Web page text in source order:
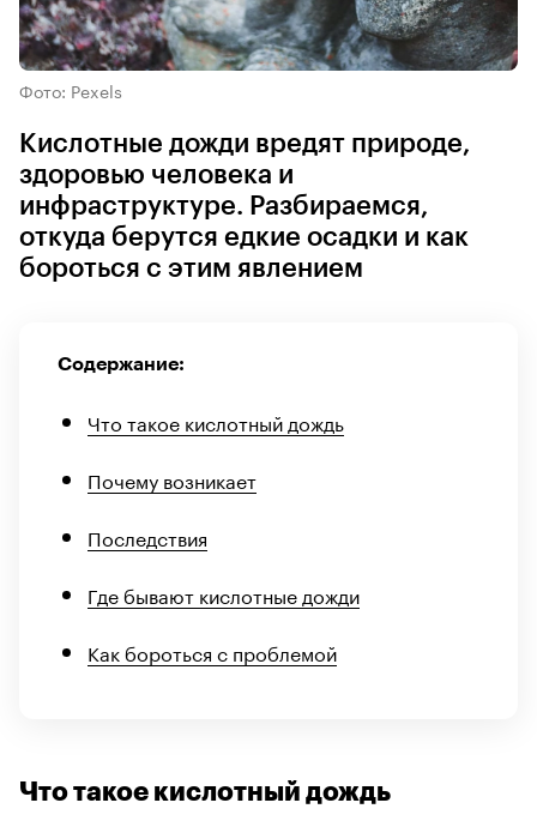
Фото: Pexels
Кислотные дожди вредят природе,
здоровью человека и
инфраструктуре. Разбираемся,
откуда берутся едкие осадки и как
бороться с этим явлением
Содержание:
Что такое кислотный дождь
Почему возникает
Последствия
Где бывают кислотные дожди
Как бороться с проблемой
Что такое кислотный дождь